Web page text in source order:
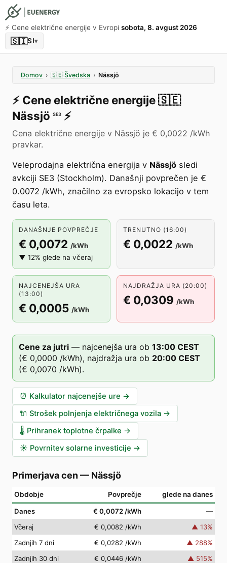
⚡️ Cene električne energije v Evropi sobota, 8. avgust 2026
🇸🇮SI▾
Domov › 🇸🇪 Švedska › Nässjö
⚡️ Cene električne energije🇸🇪
Nässjö SE3 ⚡️
Cena električne energije v Nässjö je € 0,0022 /kWh
pravkar.
Veleprodajna električna energija v Nässjö sledi
avkciji SE3 (Stockholm). Današnji povprečen je €
0.0072 /kWh, značilno za evropsko lokacijo v tem
času leta.
DANAŠNJE POVPREČJE
€ 0,0072 /kWh
▼ 12% glede na včeraj
TRENUTNO (16:00)
€ 0,0022 /kWh
NAJCENEJŠA URA
(13:00)
€ 0,0005 /kWh
NAJDRAŽJA URA (20:00)
€ 0,0309 /kWh
Cene za jutri — najcenejša ura ob 13:00 CEST
(€ 0,0000 /kWh), najdražja ura ob 20:00 CEST
(€ 0,0070 /kWh).
⏰ Kalkulator najcenejše ure →
🔌 Strošek polnjenja električnega vozila →
🌡️ Prihranek toplotne črpalke →
☀️ Povrnitev solarne investicije →
Primerjava cen — Nässjö
Obdobje Povprečje glede na danes
Danes € 0,0072 /kWh
—
Včeraj
€ 0,0082 /kWh ▲ 13%
Zadnjih 7 dni
€ 0,0282 /kWh ▲ 288%
Zadnjih 30 dni
€ 0,0446 /kWh ▲ 515%